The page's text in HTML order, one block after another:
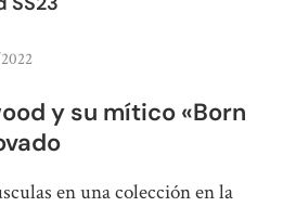
y su mítico «Born
en una colección en la